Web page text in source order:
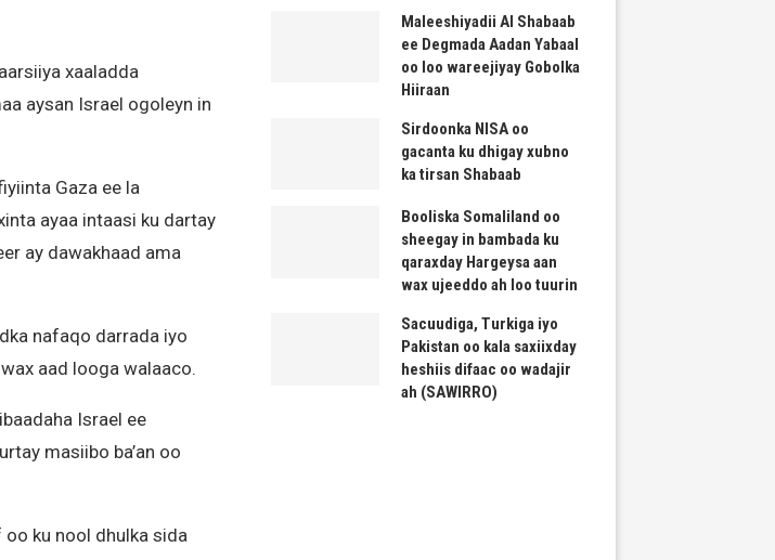
xaaladda
aysan Israel ogoleyn in
Gaza ee la
ayaa intaasi ku dartay
ay dawakhaad ama
nafaqo darrada iyo
aad looga walaaco.
Israel ee
masiibo ba’an oo
oo ku nool dhulka sida
Maleeshiyadii Al Shabaab
ee Degmada Aadan Yabaal
oo loo wareejiyay Gobolka
Hiiraan
Sirdoonka NISA oo
gacanta ku dhigay xubno
ka tirsan Shabaab
Booliska Somaliland oo
sheegay in bambada ku
qaraxday Hargeysa aan
wax ujeeddo ah loo tuurin
Sacuudiga, Turkiga iyo
Pakistan oo kala saxiixday
heshiis difaac oo wadajir
ah (SAWIRRO)